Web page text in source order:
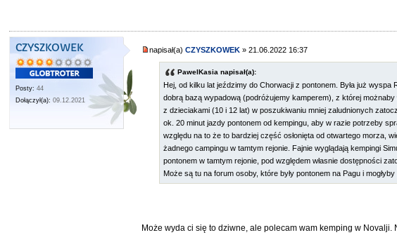
CZYSZKOWEK
Posty: 44
Dołączył(a): 09.12.2021
napisał(a)CZYSZKOWEK » 21.06.2022 16:37
PawelKasia napisał(a):
Hej, od kilku lat jeździmy do Chorwacji z pontonem. Była już
dobrą bazą wypadową (podróżujemy kamperem), z której
z dzieciakami (10 i 12 lat) w poszukiwaniu mniej zaludnionych
ok. 20 minut jazdy pontonem od kempingu, aby w razie potrzeby
względu na to że to bardziej część osłonięta od otwartego morza,
żadnego campingu w tamtym rejonie. Fajnie wyglądają kempingi
pontonem w tamtym rejonie, pod względem własnie dostępności
Może są tu na forum osoby, które były pontonem na Pagu i
Może wyda ci się to dziwne, ale polecam wam kemping w